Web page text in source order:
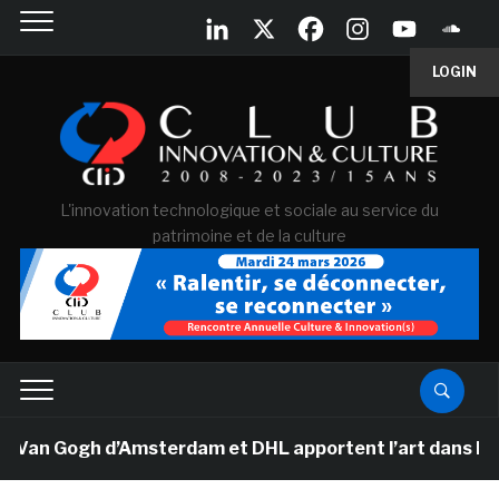
LOGIN
L'innovation technologique et sociale au service du
patrimoine et de la culture
Van Gogh d’Amsterdam et DHL apportent l’art dans